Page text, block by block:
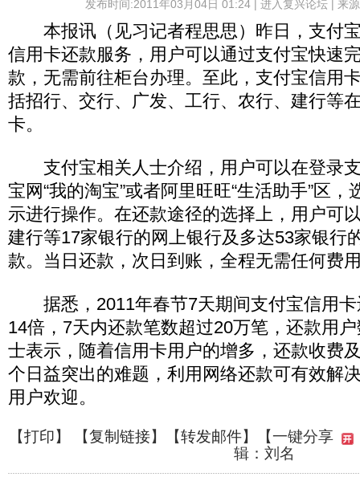
发布时间:2011年03月04日 01:24 | 进入复兴论坛 | 来
本报讯（见习记者程思思）昨日，支付
信用卡还款服务，用户可以通过支付宝快速
款，无需前往柜台办理。至此，支付宝信用
括招行、交行、广发、工行、农行、建行等
卡。
支付宝相关人士介绍，用户可以在登录
宝网“我的淘宝”或者阿里旺旺“生活助手”区
示进行操作。在还款途径的选择上，用户可
建行等17家银行的网上银行及多达53家银行
款。当日还款，次日到账，全程无需任何费
据悉，2011年春节7天期间支付宝信用卡
14倍，7天内还款笔数超过20万笔，还款用
士表示，随着信用卡用户的增多，还款收费
个日益突出的难题，利用网络还款可有效解
用户欢迎。
【打印】 【复制链接】【转发邮件】
【一键分享
辑：刘名